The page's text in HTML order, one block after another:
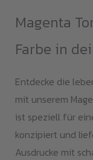
Magenta
Farbe in
Entdecke die
mit unserem
ist speziell für
konzipiert und
Ausdrucke mit